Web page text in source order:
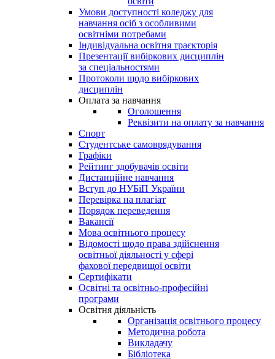
Умови доступності коледжу для
навчання осіб з особливими
освітніми потребами
Індивідуальна освітня траєкторія
Презентації вибіркових дисциплін
за спеціальностями
Протоколи щодо вибіркових
дисциплін
Оплата за навчання
Оголошення
Реквізити на оплату за навчання
Спорт
Студентське самоврядування
Графіки
Рейтинг здобувачів освіти
Дистанційне навчання
Вступ до НУБіП України
Перевірка на плагіат
Порядок переведення
Вакансії
Мова освітнього процесу
Відомості щодо права здійснення
освітньої діяльності у сфері
фахової передвищої освіти
Сертифікати
Освітні та освітньо-професійні
програми
Освітня діяльність
Організація освітнього процесу
Методична робота
Викладачу
Бібліотека